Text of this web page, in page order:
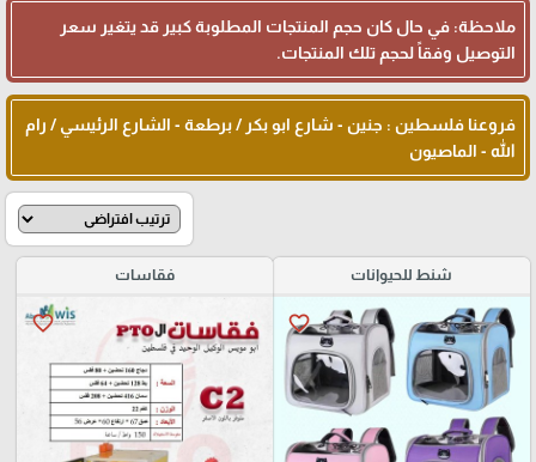
🎓
ملاحظة: في حال كان حجم المنتجات المطلوبة كبير قد يتغير سعر
التوصيل وفقاً لحجم تلك المنتجات.
فروعنا فلسطين : جنين - شارع ابو بكر / برطعة - الشارع الرئيسي / رام
الله - الماصيون
شنط للحيوانات
favorite_border
فقاسات
favorite_border